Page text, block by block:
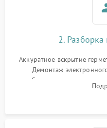
2.
Аккуратное вскрытие
Демонтаж
преобразователя и
на окисление и проверка